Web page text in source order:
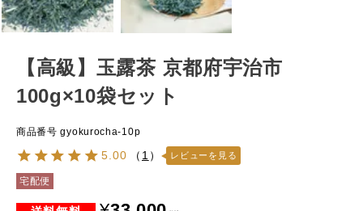
【高級】玉露茶 京都府宇治市
100g×10袋セット
商品番号 gyokurocha-10p
5.00 （ 1） レビューを見る
宅配便